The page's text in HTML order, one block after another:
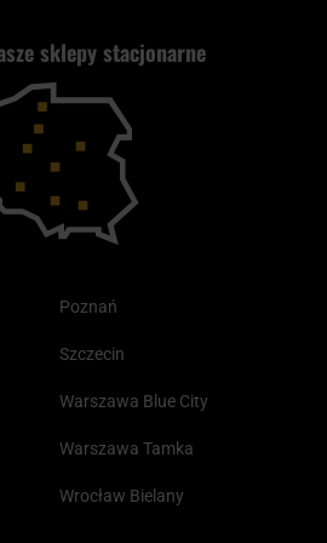
sklepy stacjonarne
Poznań
Szczecin
Warszawa Blue City
Warszawa Tamka
Wrocław Bielany